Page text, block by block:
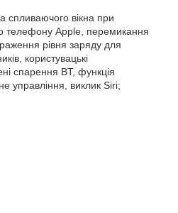
спливаючого вікна при
телефону Apple, перемикання
рівня заряду для
користувацькі
спарення BT, функція
управління, виклик Siri;